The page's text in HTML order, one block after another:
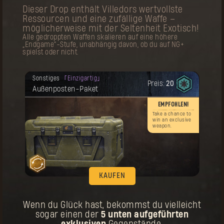
Outfit Legendär
Urpilger-Outfit
Preis:60
Deine Belohnung ist freigeschaltet
worden.
Talisman Artefakt
Urpilger-Talisman
Preis:20
Deine Belohnung ist freigeschaltet
worden.
Dieser Drop enthält Villedors wertvollste
Ressourcen und eine zufällige Waffe –
möglicherweise mit der Seltenheit Exotisch!
Alle gedroppten Waffen skalieren auf eine höhere
„Endgame“-Stufe, unabhängig davon, ob du auf NG+
spielst oder nicht.
Sonstiges Einzigartig
Außenposten-Paket
Preis: 20
EMPFOHLEN!
Take a chance to
win an exclusive
weapon.
KAUFEN
Deine Belohnung ist freigeschaltet
worden.
Zur Erinnerung! Dieser Gegenstand kann
Wenn du Glück hast, bekommst du vielleicht
sogar einen der 5 unten aufgeführten